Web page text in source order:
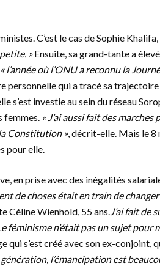
C’est le cas de Sophie Khalifa,
»Ensuite, sa grand-tante a
l’année où l’ONU a reconnu la
personnelle qui a tracé sa trajectoire
s’est investie au sein du réseau
femmes. « J’ai aussi fait des marches
Constitution », décrit-elle. Mais le 8
pour elle.
en prise avec des inégalités
de choses était en train de
Céline Wienhold, 55 ans.J’ai fait de
féminisme n’était pas un sujet pour
qui s’est créé avec son ex-conjoint,
génération, l’émancipation est